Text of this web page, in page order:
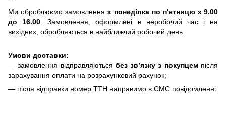
Ми оброблюємо замовленняз понеділка по п'ятницю з 9.00
до 16.00. Замовлення, оформлені в неробочий час і на
вихідних, обробляються в найближчий робочий день.
Умови доставки:
— замовлення відправляються без зв’язку з покупцемпісля
зарахування оплати на розрахунковий рахунок;
— після відправки номер ТТН направимо в СМС повідомленні.